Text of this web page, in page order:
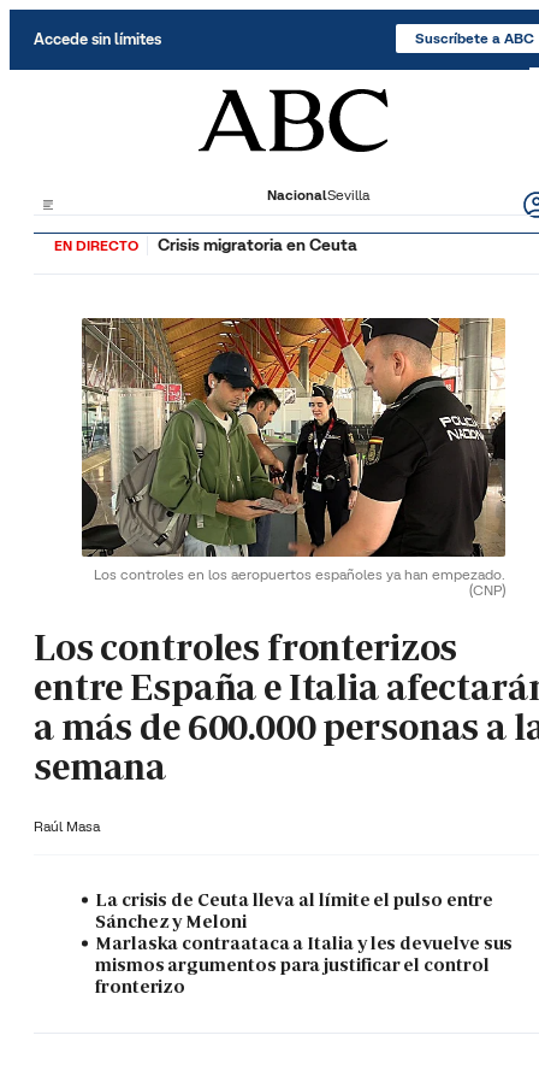
Accede sin límites Suscríbete a ABC
NacionalSevilla
EN DIRECTO Crisis migratoria en Ceuta
Los controles en los aeropuertos españoles ya han empezado.
(CNP)
Los controles fronterizos
entre España e Italia
a más de 600.000 personas a
semana
Raúl Masa
La crisis de Ceuta lleva al límite el pulso entre
Sánchez y Meloni
Marlaska contraataca a Italia y les devuelve sus
mismos argumentos para justificar el control
fronterizo